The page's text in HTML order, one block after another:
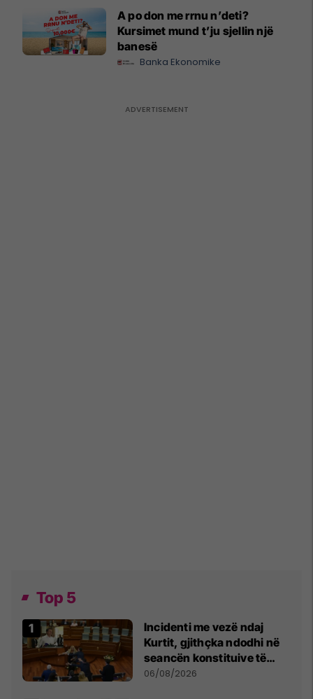
A po don me rrnu n’deti?
Kursimet mund t’ju sjellin një
banesë
Banka Ekonomike
Top 5
Incidenti me vezë ndaj
Kurtit, gjithçka ndodhi në
seancën konstituive të
Kuvendit
06/08/2026